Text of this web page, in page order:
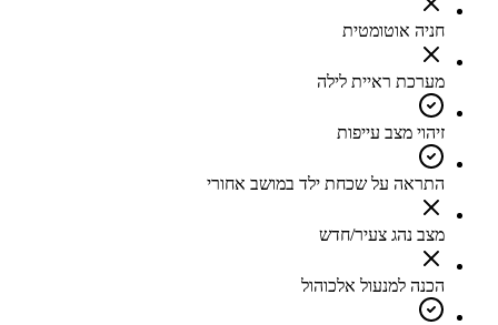
חניה אוטומטית
מערכת ראיית לילה
זיהוי מצב עייפות
התראה על שכחת ילד במושב אחורי
מצב נהג צעיר/חדש
הכנה למנעול אלכוהול